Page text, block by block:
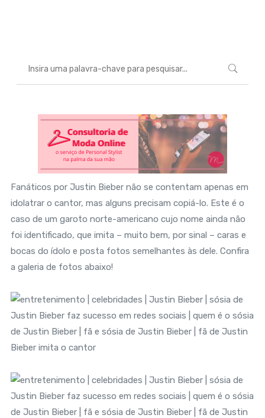
Fanáticos por Justin Bieber não se contentam apenas em
idolatrar o cantor, mas alguns precisam copiá-lo. Este é o
caso de um garoto norte-americano cujo nome ainda não
foi identificado, que imita – muito bem, por sinal – caras e
bocas do ídolo e posta fotos semelhantes às dele. Confira
a galeria de fotos abaixo!